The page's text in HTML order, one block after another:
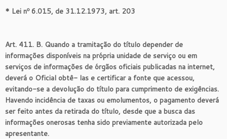
* Lei nº 6.015, de 31.12.1973, art. 203
Art. 411. B. Quando a tramitação do título depender de
informações disponíveis na própria unidade de serviço ou em
serviços de informações de órgãos oficiais publicadas na internet,
deverá o Oficial obtê- las e certificar a fonte que acessou,
evitando-se a devolução do título para cumprimento de exigências.
Havendo incidência de taxas ou emolumentos, o pagamento deverá
ser feito antes da retirada do título, desde que a busca das
informações onerosas tenha sido previamente autorizada pelo
apresentante.